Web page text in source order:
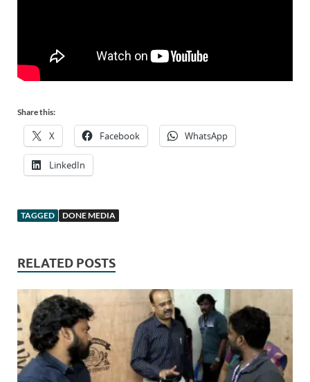
Share this:
X Facebook WhatsApp
LinkedIn
TAGGED DONE MEDIA
RELATED POSTS